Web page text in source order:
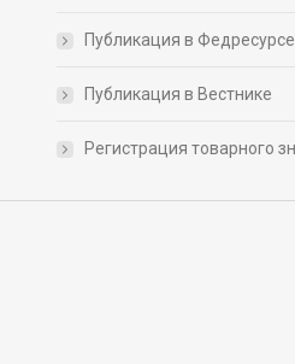
Публикация в Федресурсе
Публикация в Вестнике
Регистрация товарного